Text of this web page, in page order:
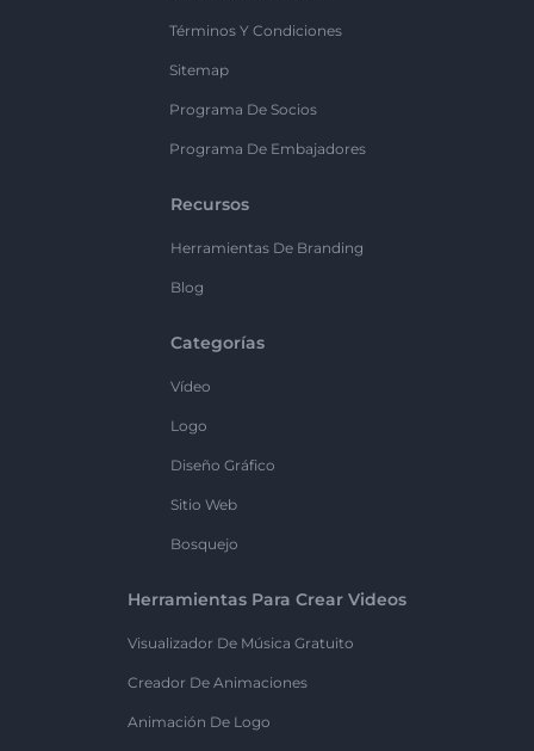
Términos Y Condiciones
Sitemap
Programa De Socios
Programa De Embajadores
Recursos
Herramientas De Branding
Blog
Categorías
Vídeo
Logo
Diseño Gráfico
Sitio Web
Bosquejo
Herramientas Para Crear Videos
Visualizador De Música Gratuito
Creador De Animaciones
Animación De Logo